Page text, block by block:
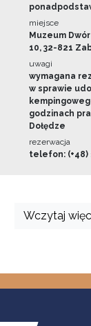
miejsce
Muzeum Dwór
10, 32-821
uwagi
wymagana
w sprawie
godzinach
Dołędze
rezerwacja
telefon: (+48)
Wczytaj